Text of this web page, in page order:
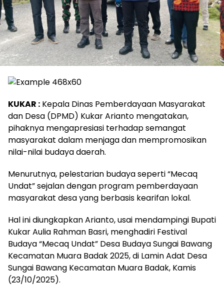
KUKAR : Kepala Dinas Pemberdayaan Masyarakat
dan Desa (DPMD) Kukar Arianto mengatakan,
pihaknya mengapresiasi terhadap semangat
masyarakat dalam menjaga dan mempromosikan
nilai-nilai budaya daerah.
Menurutnya, pelestarian budaya seperti “Mecaq
Undat” sejalan dengan program pemberdayaan
masyarakat desa yang berbasis kearifan lokal.
Hal ini diungkapkan Arianto, usai mendampingi Bupati
Kukar Aulia Rahman Basri, menghadiri Festival
Budaya “Mecaq Undat” Desa Budaya Sungai Bawang
Kecamatan Muara Badak 2025, di Lamin Adat Desa
Sungai Bawang Kecamatan Muara Badak, Kamis
(23/10/2025).